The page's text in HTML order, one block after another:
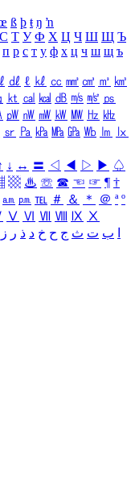
ß þ ŧ ŋ ŉ
С Т У Ф Х Ц Ч Ш Щ Ъ
п р с т у ф х ц ч ш щ ъ
㎗ ℓ ㎘ ㏄ ㎣ ㎤ ㎥ ㎦
㏏ ㎈ ㎉ ㏈ ㎧ ㎨ ㎰
㎺ ㎻ ㎽ ㎾ ㎿ ㎐ ㎑
㏛ ㎩ ㎪ ㎫ ㎬ ㏝ ㏐
㏓
↓ ↔ 〓 ◁ ◀ ▷ ▶ ♤
▩ ♨ ☏ ☎ ☜ ☞ ¶ †
㏂ ㏘ ℡ ＃ ＆ ＊ ＠ ª º
Ⅴ Ⅵ Ⅶ Ⅷ Ⅸ Ⅹ
ب ت ث ج ح خ د ذ ر ز